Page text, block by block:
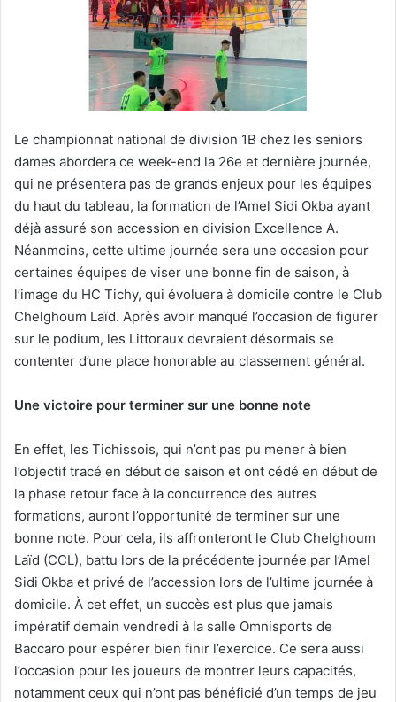
Le championnat national de division 1B chez les seniors
dames abordera ce week-end la 26e et dernière journée,
qui ne présentera pas de grands enjeux pour les équipes
du haut du tableau, la formation de l’Amel Sidi Okba ayant
déjà assuré son accession en division Excellence A.
Néanmoins, cette ultime journée sera une occasion pour
certaines équipes de viser une bonne fin de saison, à
l’image du HC Tichy, qui évoluera à domicile contre le Club
Chelghoum Laïd. Après avoir manqué l’occasion de figurer
sur le podium, les Littoraux devraient désormais se
contenter d’une place honorable au classement général.
Une victoire pour terminer sur une bonne note
En effet, les Tichissois, qui n’ont pas pu mener à bien
l’objectif tracé en début de saison et ont cédé en début de
la phase retour face à la concurrence des autres
formations, auront l’opportunité de terminer sur une
bonne note. Pour cela, ils affronteront le Club Chelghoum
Laïd (CCL), battu lors de la précédente journée par l’Amel
Sidi Okba et privé de l’accession lors de l’ultime journée à
domicile. À cet effet, un succès est plus que jamais
impératif demain vendredi à la salle Omnisports de
Baccaro pour espérer bien finir l’exercice. Ce sera aussi
l’occasion pour les joueurs de montrer leurs capacités,
notamment ceux qui n’ont pas bénéficié d’un temps de jeu